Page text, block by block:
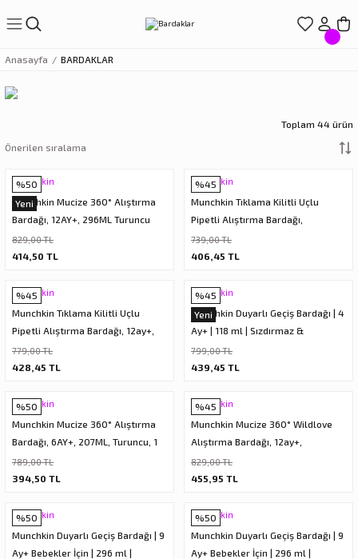
Geri Dön
Geri Dön
Suluklar
Geri Dön
Setleri
Geri Dön
Geri Dön
Anasayfa BARDAKLAR
Toplam 44 ürün
%50
Yeni
Munchkin
Munchkin Mucize 360° Alıştırma
Bardağı, 12AY+, 296ML Turuncu
414,50 TL
829,00 TL
%45
Munchkin
Munchkin Tıklama Kilitli Uçlu
Pipetli Alıştırma Bardağı,
6ay+207ml Mor
406,45 TL
739,00 TL
%45
Munchkin
Munchkin Tıklama Kilitli Uçlu
Pipetli Alıştırma Bardağı, 12ay+,
296ml, Yeşil, 1 Adet
428,45 TL
779,00 TL
%45
Yeni
Munchkin
Munchkin Duyarlı Geçiş Bardağı | 4
Ay+ | 118 ml | Sızdırmaz &
Ergonomik Kulplu | Pembe
439,45 TL
799,00 TL
%50
Munchkin
Munchkin Mucize 360° Alıştırma
Bardağı, 6AY+, 207ML, Turuncu, 1
Adet
394,50 TL
789,00 TL
%45
Munchkin
Munchkin Mucize 360° Wildlove
Alıştırma Bardağı, 12ay+,
266ml,Koala, 1 Paket
455,95 TL
829,00 TL
%50
Munchkin
Munchkin Duyarlı Geçiş Bardağı | 9
Ay+ Bebekler İçin | 296 ml |
%50
Munchkin
Munchkin Duyarlı Geçiş Bardağı | 9
Ay+ Bebekler İçin | 296 ml |